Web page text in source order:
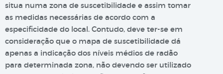
situa numa zona de suscetibilidade e assim tomar
as medidas necessárias de acordo com a
especificidade do local. Contudo, deve ter-se em
consideração que o mapa de suscetibilidade dá
apenas a indicação dos níveis médios de radão
para determinada zona, não devendo ser utilizado